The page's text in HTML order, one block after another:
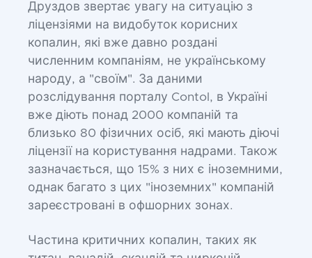
Друздов звертає увагу на ситуацію з
ліцензіями на видобуток корисних
копалин, які вже давно роздані
численним компаніям, не українському
народу, а "своїм". За даними
розслідування порталу Contol, в Україні
вже діють понад 2000 компаній та
близько 80 фізичних осіб, які мають діючі
ліцензії на користування надрами. Також
зазначається, що 15% з них є іноземними,
однак багато з цих "іноземних" компаній
зареєстровані в офшорних зонах.
Частина критичних копалин, таких як